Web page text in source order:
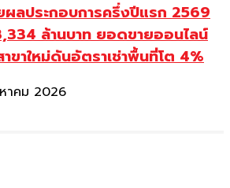
ลประกอบการครึ่งปีแรก 2569
ล้านบาท ยอดขายออนไลน์
ขาใหม่ดันอัตราเช่าพื้นที่โต 4%
าคม 2026